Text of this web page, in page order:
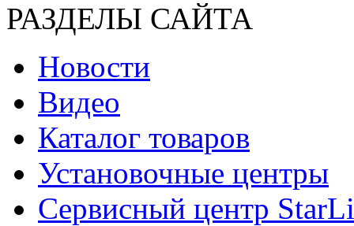
РАЗДЕЛЫ САЙТА
Новости
Видео
Каталог товаров
Установочные центры
Сервисный центр